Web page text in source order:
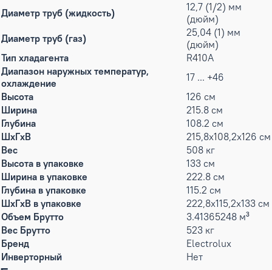
Диаметр труб (жидкость)
12,7 (1/2) мм
(дюйм)
Диаметр труб (газ)
25,04 (1) мм
(дюйм)
Тип хладагента
R410A
Диапазон наружных температур,
охлаждение
17 ... +46
Высота
126 см
Ширина
215.8 см
Глубина
108.2 см
ШxГxВ
215,8x108,2x126 см
Вес
508 кг
Высота в упаковке
133 см
Ширина в упаковке
222.8 см
Глубина в упаковке
115.2 см
ШxГxВ в упаковке
222,8x115,2x133 см
Объем Брутто
3.41365248 м³
Вес Брутто
523 кг
Бренд
Electrolux
Инверторный
Нет